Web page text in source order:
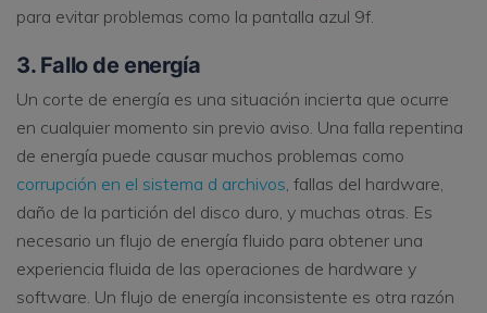
para evitar problemas como la pantalla azul 9f.
3. Fallo de energía
Un corte de energía es una situación incierta que ocurre
en cualquier momento sin previo aviso. Una falla repentina
de energía puede causar muchos problemas como
corrupción en el sistema d archivos, fallas del hardware,
daño de la partición del disco duro, y muchas otras. Es
necesario un flujo de energía fluido para obtener una
experiencia fluida de las operaciones de hardware y
software. Un flujo de energía inconsistente es otra razón